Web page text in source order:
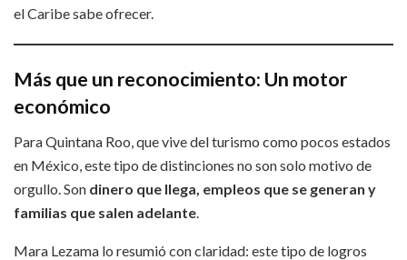
el Caribe sabe ofrecer.
Más que un reconocimiento: Un motor
económico
Para Quintana Roo, que vive del turismo como pocos estados
en México, este tipo de distinciones no son solo motivo de
orgullo. Son dinero que llega, empleos que se generan y
familias que salen adelante
Mara Lezama lo resumió con claridad: este tipo de logros